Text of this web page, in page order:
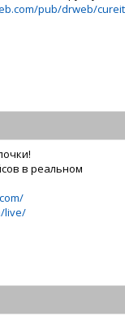
pub/drweb/
в реальном
live/